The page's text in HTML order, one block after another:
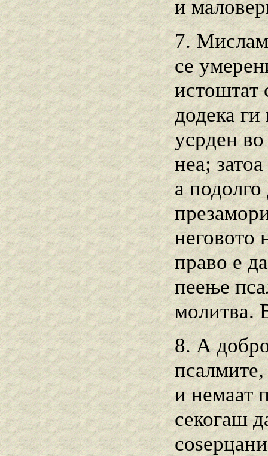
и
7. Мислам
се
истоштат
додека
усрден
неа;
а
неговото
право е
пеење
молитва.
8. А
и немаат
секогаш